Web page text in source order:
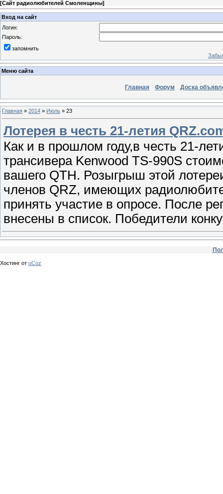
[Сайт радиолюбителей Смоленщины]
Вход на сайт
Логин:
Пароль:
запомнить
Меню сайта
Главная Форум Доска
Главная » 2014 » Июль » 23
Лотерея в честь 21-летия
Как и в прошлом году,в честь 21-
трансивера Kenwood TS-990S
вашего QTH. Розыгрыш этой
членов QRZ, имеющих
принять участие в опросе. После
внесены в список. Победители
Хостинг от uCoz